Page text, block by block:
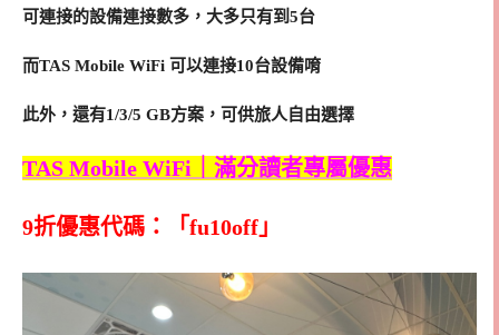
可連接的設備連接數多，大多只有到5台
而TAS Mobile WiFi 可以連接10台設備唷
此外，還有1/3/5 GB方案，可供旅人自由選擇
TAS Mobile WiFi｜滿分讀者專屬優惠
9折優惠代碼：「fu10off」